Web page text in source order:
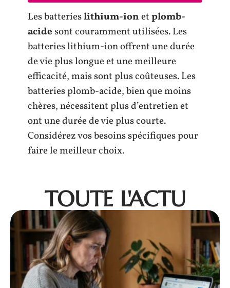
Les batterieslithium-ionetplomb-
acidesont couramment utilisées. Les
batteries lithium-ion offrent une durée
de vie plus longue et une meilleure
efficacité, mais sont plus coûteuses. Les
batteries plomb-acide, bien que moins
chères, nécessitent plus d’entretien et
ont une durée de vie plus courte.
Considérez vos besoins spécifiques pour
faire le meilleur choix.
TOUTE L'ACTU